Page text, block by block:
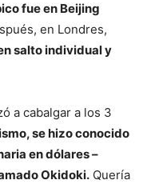
fue en Beijing
en Londres,
salto individual y
a cabalgar a los 3
se hizo conocido
en dólares –
Okidoki. Quería